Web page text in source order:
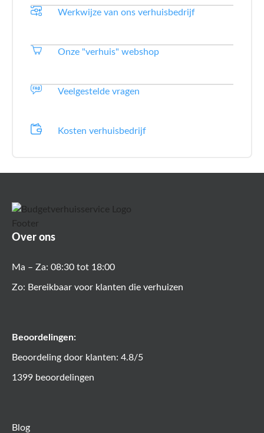
Werkwijze van ons verhuisbedrijf
Onze "verhuis" webshop
Veelgestelde vragen
Kosten verhuisbedrijf
Over ons
Ma – Za: 08:30 tot 18:00
Zo: Bereikbaar voor klanten die verhuizen
Beoordelingen:
Beoordeling door klanten: 4.8/5
1399 beoordelingen
Blog